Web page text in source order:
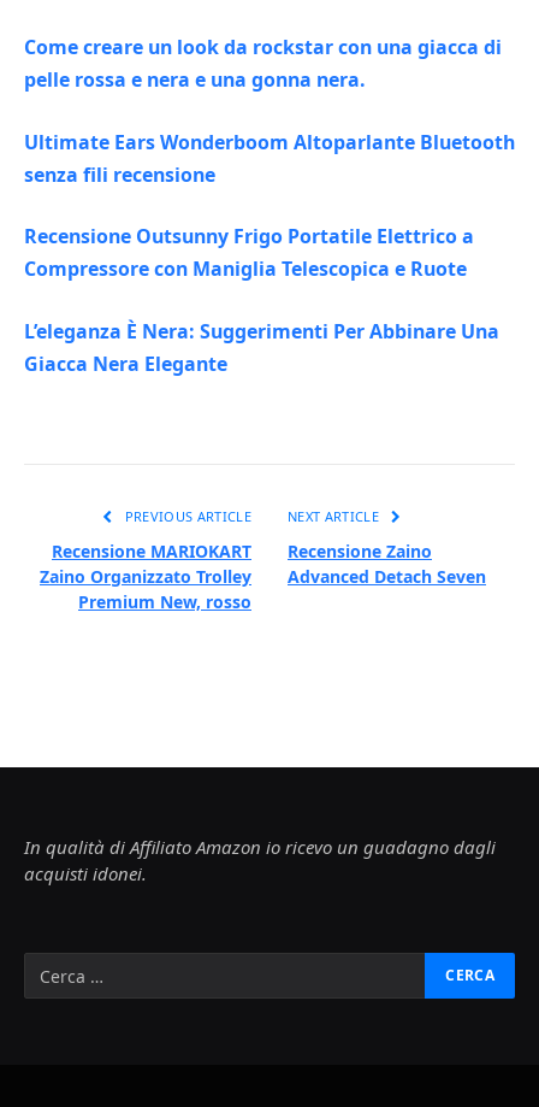
Come creare un look da rockstar con una giacca di
pelle rossa e nera e una gonna nera.
Ultimate Ears Wonderboom Altoparlante Bluetooth
senza fili recensione
Recensione Outsunny Frigo Portatile Elettrico a
Compressore con Maniglia Telescopica e Ruote
L’eleganza È Nera: Suggerimenti Per Abbinare Una
Giacca Nera Elegante
PREVIOUS ARTICLE
Recensione MARIOKART
Zaino Organizzato Trolley
Premium New, rosso
NEXT ARTICLE
Recensione Zaino
Advanced Detach Seven
In qualità di Affiliato Amazon io ricevo un guadagno dagli
acquisti idonei.